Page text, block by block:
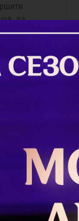
да
вся
горящими
Царю
еси,
Царю